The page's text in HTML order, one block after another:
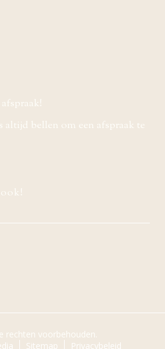
bellen om een afspraak te
rechten voorbehouden.
Sitemap Privacybeleid